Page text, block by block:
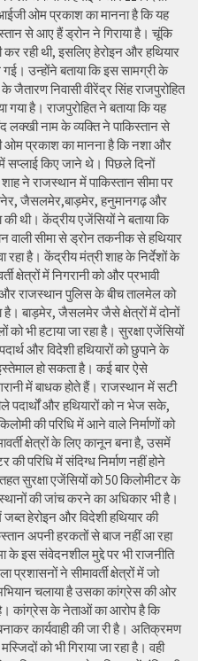
ओम प्रकाश का मानना है कि यह
से आए हैं ड्रोन ने गिराया है। चूंकि
कर रही थी, इसलिए हेरोइन और हथियार
उन्होंने बताया कि इस सामग्री के
जैतारण निवासी वीरेंद्र सिंह राजपुरोहित
गया है। राजपुरोहित ने बताया कि यह
लक्खी नाम के व्यक्ति ने पाकिस्तान से
प्रकाश का मानना है कि नशा और
सप्लाई किए जाने थे। पिछले दिनों
ने राजस्थान में पाकिस्तान सीमा पर
जैसलमेर,बाड़मेर, हनुमानगढ़ और
की थी। केंद्रीय एजेंसियों ने बताया कि
वाली सीमा से ड्रोन तकनीक से हथियार
रहा है। केंद्रीय मंत्री शाह के निर्देशों के
क्षेत्रों में निगरानी को और प्रभावी
राजस्थान पुलिस के बीच तालमेल को
है। बाड़मेर, जैसलमेर जैसे क्षेत्रों में दोनों
को भी हटाया जा रहा है। सुरक्षा एजेंसियों
और विदेशी हथियारों को छुपाने के
हो सकता है। कई बार ऐसे
में बाधक होते हैं। राजस्थान में सटी
पदार्थों और हथियारों को न भेज सके,
की परिधि में आने वाले निर्माणों को
क्षेत्रों के लिए कानून बना है, उसमें
की परिधि में संदिग्ध निर्माण नहीं होने
सुरक्षा एजेंसियों को 50 किलोमीटर के
की जांच करने का अधिकार भी है।
हेरोइन और विदेशी हथियार की
अपनी हरकतों से बाज नहीं आ रहा
इस संवेदनशील मुद्दे पर भी राजनीति
प्रशासनों ने सीमावर्ती क्षेत्रों में जो
चलाया है उसका कांग्रेस की ओर
है। कांग्रेस के नेताओं का आरोप है कि
कार्यवाही की जा री है। अतिक्रमण
को भी गिराया जा रहा है। वही